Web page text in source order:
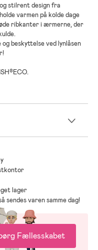
stilrent design fra
varmen på kolde dage
ribkanter i ærmerne, der
beskyttelse ved lynlåsen
lager
sendes varen samme dag!
Fællesskabet